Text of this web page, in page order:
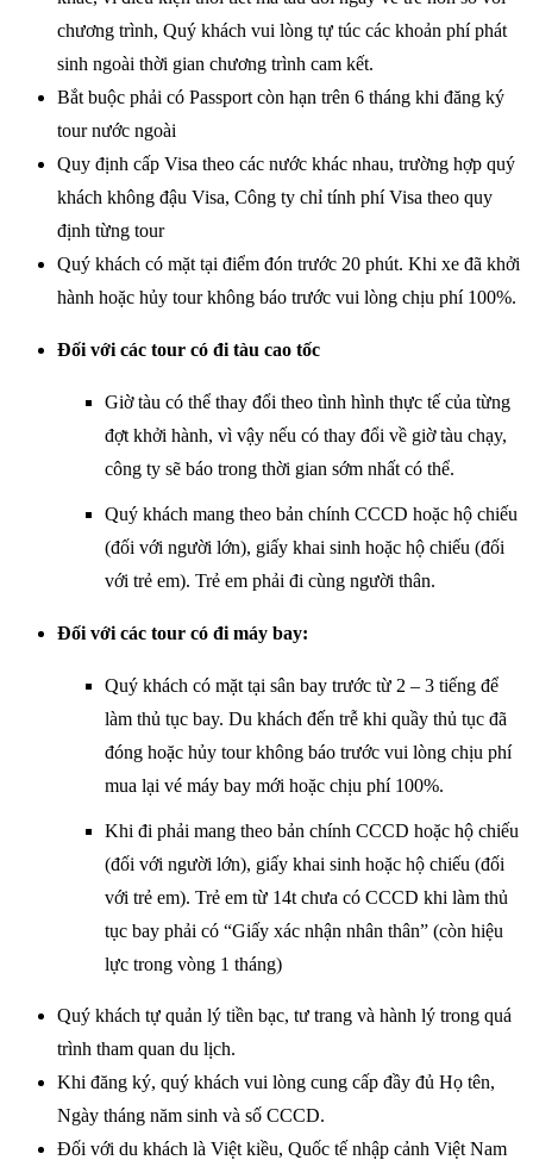
chương trình, Quý khách vui lòng tự túc các khoản phí phát
sinh ngoài thời gian chương trình cam kết.
Bắt buộc phải có Passport còn hạn trên 6 tháng khi đăng ký
tour nước ngoài
Quy định cấp Visa theo các nước khác nhau, trường hợp quý
khách không đậu Visa, Công ty chỉ tính phí Visa theo quy
định từng tour
Quý khách có mặt tại điểm đón trước 20 phút. Khi xe đã khởi
hành hoặc hủy tour không báo trước vui lòng chịu phí 100%.
Đối với các tour có đi tàu cao tốc
Giờ tàu có thể thay đổi theo tình hình thực tế của từng
đợt khởi hành, vì vậy nếu có thay đổi về giờ tàu chạy,
công ty sẽ báo trong thời gian sớm nhất có thể.
Quý khách mang theo bản chính CCCD hoặc hộ chiếu
(đối với người lớn), giấy khai sinh hoặc hộ chiếu (đối
với trẻ em). Trẻ em phải đi cùng người thân.
Đối với các tour có đi máy bay:
Quý khách có mặt tại sân bay trước từ 2 – 3 tiếng để
làm thủ tục bay. Du khách đến trễ khi quầy thủ tục đã
đóng hoặc hủy tour không báo trước vui lòng chịu phí
mua lại vé máy bay mới hoặc chịu phí 100%.
Khi đi phải mang theo bản chính CCCD hoặc hộ chiếu
(đối với người lớn), giấy khai sinh hoặc hộ chiếu (đối
với trẻ em). Trẻ em từ 14t chưa có CCCD khi làm thủ
tục bay phải có “Giấy xác nhận nhân thân” (còn hiệu
lực trong vòng 1 tháng)
Quý khách tự quản lý tiền bạc, tư trang và hành lý trong quá
trình tham quan du lịch.
Khi đăng ký, quý khách vui lòng cung cấp đầy đủ Họ tên,
Ngày tháng năm sinh và số CCCD.
Đối với du khách là Việt kiều, Quốc tế nhập cảnh Việt Nam